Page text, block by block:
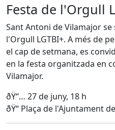
Festa de l'Orgull
Sant Antoni de Vilamajor
l'Orgull LGTBI+. A més de
el cap de setmana, es
en la festa organitzada en
Vilamajor.
ðŸ“… 27 de juny, 18 h
ðŸ“ Plaça de l'Ajuntament